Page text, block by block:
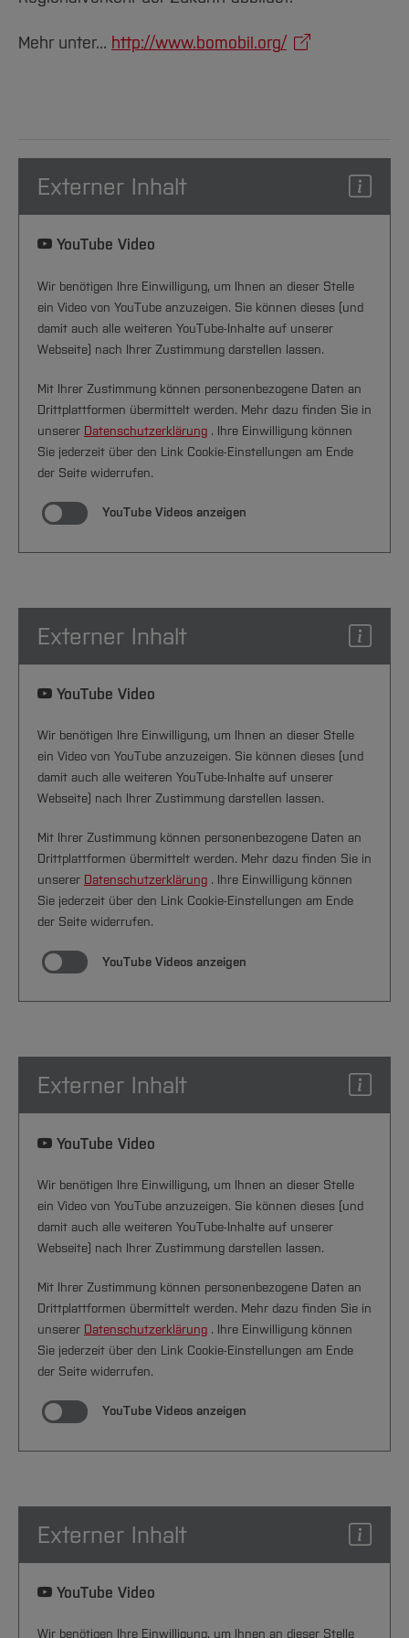
Arbeiten im FB G
International
Studiengänge
Studieninteressierte
Studium
Service
Amtliche Bekanntmachungen
Notfall-Infos
Gleichstellung
Hochschulkommunikation
Mehr unter... http://www.bomobil.org/
Externer Inhalt
YouTube Video
Wir benötigen Ihre Einwilligung, um Ihnen an dieser Stelle
ein Video von YouTube anzuzeigen. Sie können dieses (und
damit auch alle weiteren YouTube-Inhalte auf unserer
Webseite) nach Ihrer Zustimmung darstellen lassen.
Mit Ihrer Zustimmung können personenbezogene Daten an
Drittplattformen übermittelt werden. Mehr dazu finden Sie in
unserer Datenschutzerklärung . Ihre Einwilligung können
Sie jederzeit über den Link Cookie-Einstellungen am Ende
der Seite widerrufen.
YouTube Videos anzeigen
Externer Inhalt
YouTube Video
Wir benötigen Ihre Einwilligung, um Ihnen an dieser Stelle
ein Video von YouTube anzuzeigen. Sie können dieses (und
damit auch alle weiteren YouTube-Inhalte auf unserer
Webseite) nach Ihrer Zustimmung darstellen lassen.
Mit Ihrer Zustimmung können personenbezogene Daten an
Drittplattformen übermittelt werden. Mehr dazu finden Sie in
unserer Datenschutzerklärung . Ihre Einwilligung können
Sie jederzeit über den Link Cookie-Einstellungen am Ende
der Seite widerrufen.
YouTube Videos anzeigen
Externer Inhalt
YouTube Video
Wir benötigen Ihre Einwilligung, um Ihnen an dieser Stelle
ein Video von YouTube anzuzeigen. Sie können dieses (und
damit auch alle weiteren YouTube-Inhalte auf unserer
Webseite) nach Ihrer Zustimmung darstellen lassen.
Mit Ihrer Zustimmung können personenbezogene Daten an
Drittplattformen übermittelt werden. Mehr dazu finden Sie in
unserer Datenschutzerklärung . Ihre Einwilligung können
Sie jederzeit über den Link Cookie-Einstellungen am Ende
der Seite widerrufen.
YouTube Videos anzeigen
Externer Inhalt
YouTube Video
Wir benötigen Ihre Einwilligung, um Ihnen an dieser Stelle